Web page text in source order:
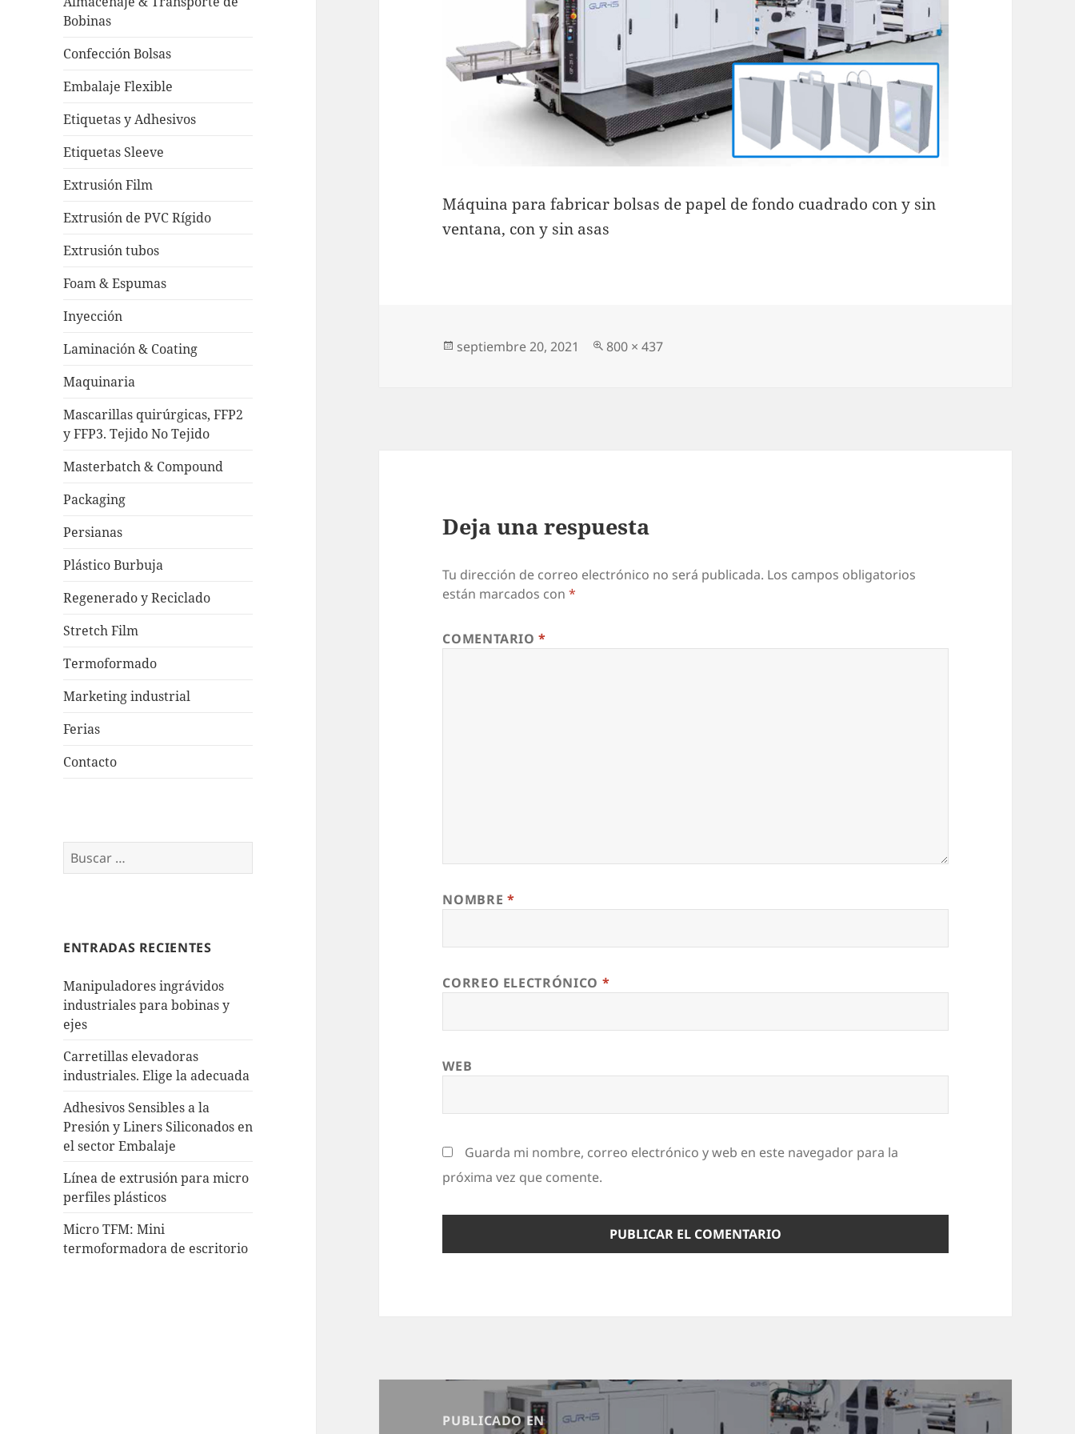
Bobinas
Confección Bolsas
Embalaje Flexible
Etiquetas y Adhesivos
Etiquetas Sleeve
Extrusión Film
Extrusión de PVC Rígido
Extrusión tubos
Foam & Espumas
Inyección
Laminación & Coating
Maquinaria
Mascarillas quirúrgicas, FFP2
y FFP3. Tejido No Tejido
Masterbatch & Compound
Packaging
Persianas
Plástico Burbuja
Regenerado y Reciclado
Stretch Film
Termoformado
Marketing industrial
Ferias
Contacto
Buscar:
ENTRADAS RECIENTES
Manipuladores ingrávidos
industriales para bobinas y
ejes
Carretillas elevadoras
industriales. Elige la adecuada
Adhesivos Sensibles a la
Presión y Liners Siliconados en
el sector Embalaje
Línea de extrusión para micro
perfiles plásticos
Micro TFM: Mini
termoformadora de escritorio
Máquina para fabricar bolsas de papel de fondo cuadrado con y sin
ventana, con y sin asas
Publicado
septiembre 20, 2021
Tamaño
800 × 437
Deja una respuesta
Tu dirección de correo electrónico no será publicada. Los campos obligatorios
están marcados con*
COMENTARIO*
NOMBRE *
CORREO ELECTRÓNICO *
WEB
Guarda mi nombre, correo electrónico y web en este navegador para la
próxima vez que comente.
PUBLICADO EN